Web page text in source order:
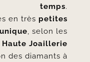
temps.
en très petites
, selon les
Joaillerie
des diamants à